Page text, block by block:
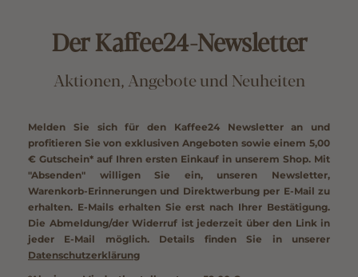
Der Kaffee24-Newsletter
Aktionen, Angebote und Neuheiten
Melden Sie sich für den Kaffee24 Newsletter an und
profitieren Sie von exklusiven Angeboten sowie einem 5,00
€ Gutschein* auf Ihren ersten Einkauf in unserem Shop. Mit
"Absenden" willigen Sie ein, unseren Newsletter,
Warenkorb-Erinnerungen und Direktwerbung per E-Mail zu
erhalten. E-Mails erhalten Sie erst nach Ihrer Bestätigung.
Die Abmeldung/der Widerruf ist jederzeit über den Link in
jeder E-Mail möglich. Details finden Sie in unserer
Datenschutzerklärung